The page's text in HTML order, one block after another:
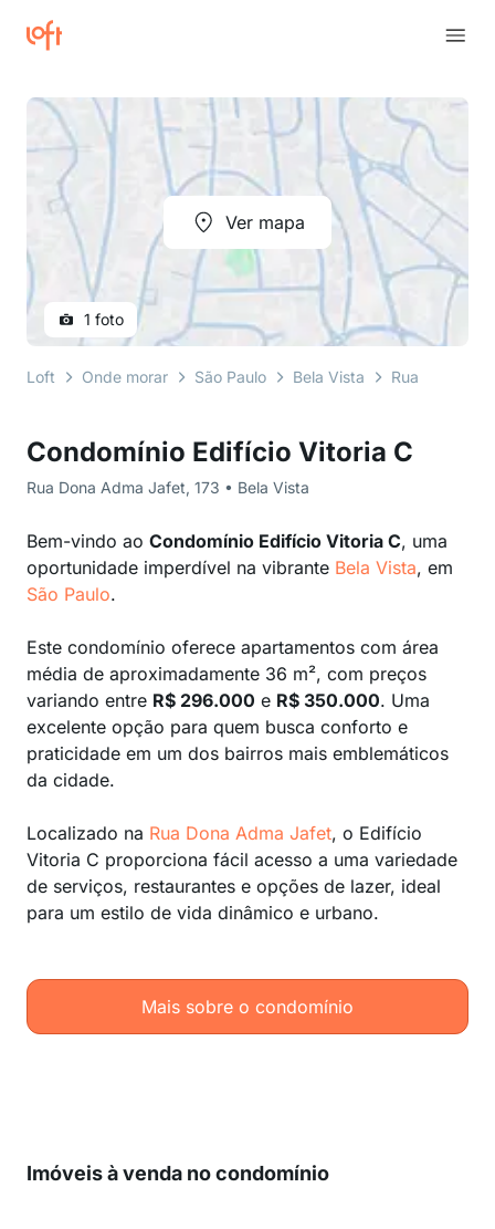
Condomínio Edifício Vitoria C
Rua Dona Adma Jafet, 173 • Bela Vista
Bem-vindo ao Condomínio Edifício Vitoria C, uma
oportunidade imperdível na vibrante Bela Vista, em
São Paulo.
Este condomínio oferece apartamentos com área
média de aproximadamente 36 m², com preços
variando entre R$ 296.000 e R$ 350.000. Uma
excelente opção para quem busca conforto e
praticidade em um dos bairros mais emblemáticos
da cidade.
Localizado na Rua Dona Adma Jafet, o Edifício
Vitoria C proporciona fácil acesso a uma variedade
de serviços, restaurantes e opções de lazer, ideal
para um estilo de vida dinâmico e urbano.
Mais sobre o condomínio
Ver mapa
1 foto
Loft Onde morar São Paulo Bela Vista Rua Dona
Imóveis à venda no condomínio